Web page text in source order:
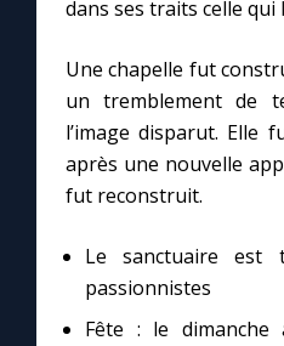
Les premiers samedis du
Marie qui défait les nœuds
Me consacrer à Jésus par
Mes intentions de prière
dans ses traits celle
Une chapelle fut
un tremblement de
l’image disparut. Elle
après une nouvelle
fut reconstruit.
Le sanctuaire est
passionnistes
Fête : le dimanche